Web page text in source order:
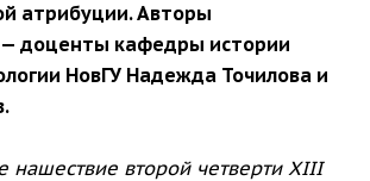
атрибуции. Авторы
— доценты кафедры истории
НовГУ Надежда Точилова и
нашествие второй четверти XIII